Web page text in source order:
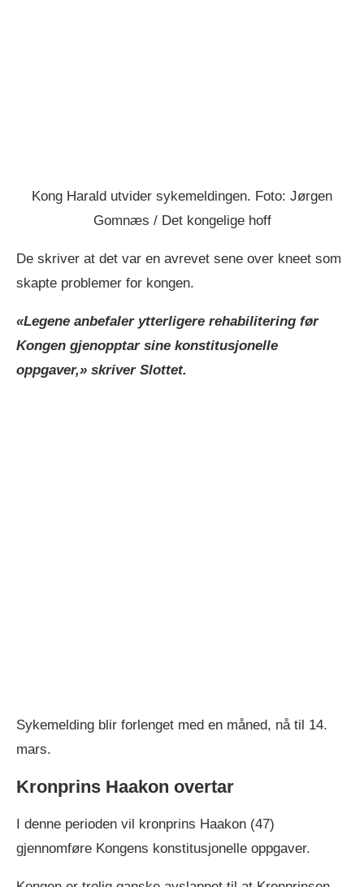
Kong Harald utvider sykemeldingen. Foto: Jørgen
Gomnæs / Det kongelige hoff
De skriver at det var en avrevet sene over kneet som
skapte problemer for kongen.
«Legene anbefaler ytterligere rehabilitering før
Kongen gjenopptar sine konstitusjonelle
oppgaver,» skriver Slottet.
Sykemelding blir forlenget med en måned, nå til 14.
mars.
Kronprins Haakon overtar
I denne perioden vil kronprins Haakon (47)
gjennomføre Kongens konstitusjonelle oppgaver.